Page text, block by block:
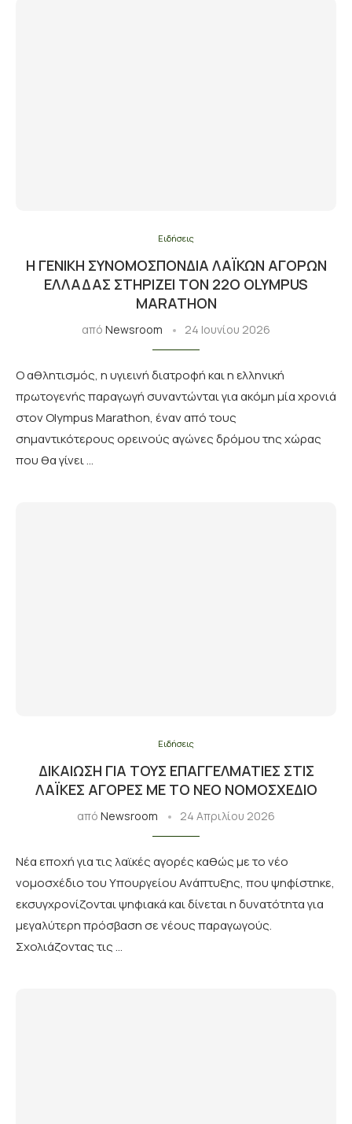
Ειδήσεις
Η ΓΕΝΙΚΉ ΣΥΝΟΜΟΣΠΟΝΔΊΑ ΛΑΪΚΏΝ ΑΓΟΡΏΝ
ΕΛΛΆΔΑΣ ΣΤΗΡΊΖΕΙ ΤΟΝ 22Ο OLYMPUS
MARATHON
από Newsroom 24 Ιουνίου 2026
Ο αθλητισμός, η υγιεινή διατροφή και η ελληνική
πρωτογενής παραγωγή συναντώνται για ακόμη μία χρονιά
στον Olympus Marathon, έναν από τους
σημαντικότερους ορεινούς αγώνες δρόμου της χώρας
που θα γίνει …
Ειδήσεις
ΔΙΚΑΊΩΣΗ ΓΙΑ ΤΟΥΣ ΕΠΑΓΓΕΛΜΑΤΊΕΣ ΣΤΙΣ
ΛΑΪΚΈΣ ΑΓΟΡΈΣ ΜΕ ΤΟ ΝΈΟ ΝΟΜΟΣΧΈΔΙΟ
από Newsroom 24 Απριλίου 2026
Νέα εποχή για τις λαϊκές αγορές καθώς με το νέο
νομοσχέδιο του Υπουργείου Ανάπτυξης, που ψηφίστηκε,
εκσυγχρονίζονται ψηφιακά και δίνεται η δυνατότητα για
μεγαλύτερη πρόσβαση σε νέους παραγωγούς.
Σχολιάζοντας τις …